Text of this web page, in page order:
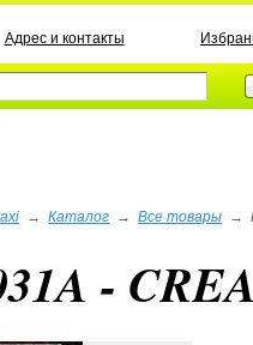
Адрес и контакты
→Каталог →Все товары →
-